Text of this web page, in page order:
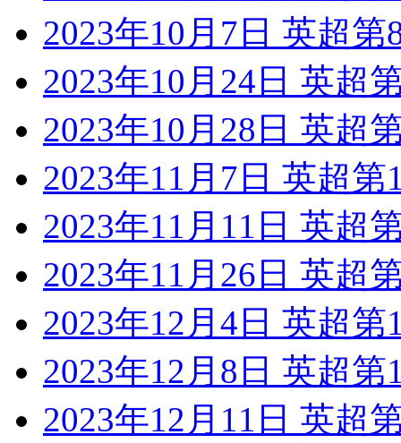
2023年10月7日 英超
2023年10月24日 英超
2023年10月28日 英超
2023年11月7日 英超
2023年11月11日 英超
2023年11月26日 英超
2023年12月4日 英超
2023年12月8日 英超
2023年12月11日 英超